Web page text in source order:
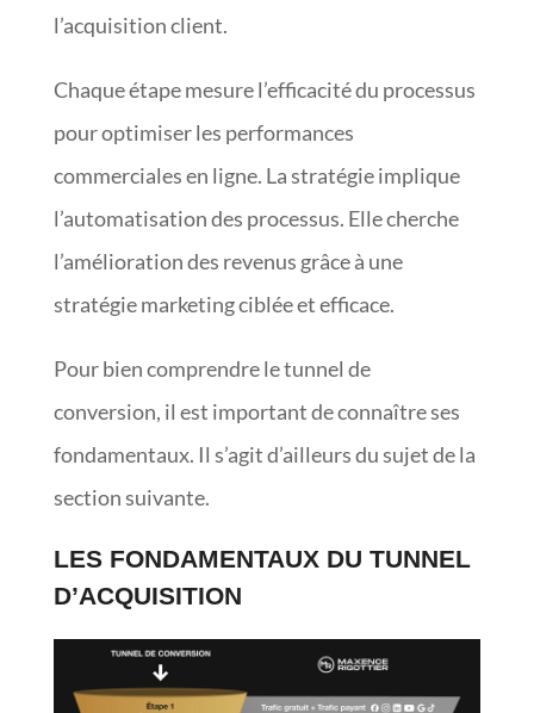
l’acquisition client.
Chaque étape mesure l’efficacité du processus
pour optimiser les performances
commerciales en ligne. La stratégie implique
l’automatisation des processus. Elle cherche
l’amélioration des revenus grâce à une
stratégie marketing ciblée et efficace.
Pour bien comprendre le tunnel de
conversion, il est important de connaître ses
fondamentaux. Il s’agit d’ailleurs du sujet de la
section suivante.
LES FONDAMENTAUX DU TUNNEL
D’ACQUISITION